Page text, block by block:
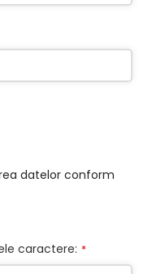
datelor conform
caractere: *